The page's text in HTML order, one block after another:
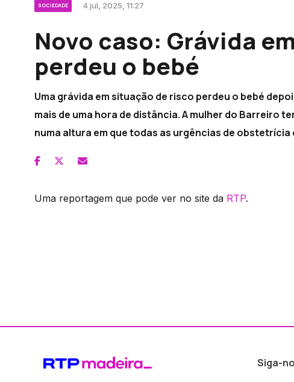
SOCIEDADE 4 jul, 2025, 11:27
Novo caso: Grávida
perdeu o bebé
Uma grávida em situação de risco perdeu o bebé
mais de uma hora de distância. A mulher do Barreiro
numa altura em que todas as urgências de obstetrícia
Uma reportagem que pode ver no site da RTP.
Siga-